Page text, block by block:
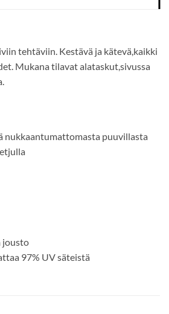
tehtäviin. Kestävä ja kätevä,kaikki
Mukana tilavat alataskut,sivussa
nukkaantumattomasta puuvillasta
jousto
97% UV säteistä